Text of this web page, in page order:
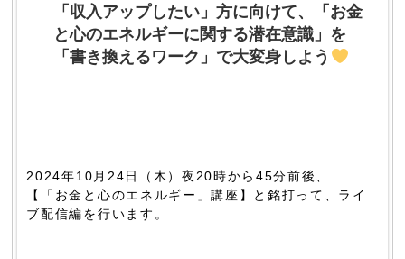
「収入アップしたい」方に向けて、「お金
と心のエネルギーに関する潜在意識」を
「書き換えるワーク」で大変身しよう
2024年10月24日（木）夜20時から45分前後、
【「お金と心のエネルギー」講座】と銘打って、ライ
ブ配信編を行います。